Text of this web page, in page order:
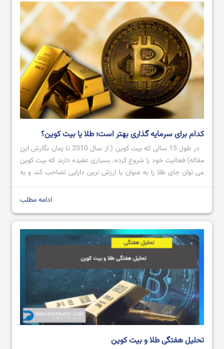
آموزش صرافی Bingx از ثبت نام تا خرید و فروش ارز دیجیتال
کدام برای سرمایه گذاری بهتر است؛ طلا یا بیت کوین؟
در طول 15 سالی که بیت کوین ( از سال 2010 تا زمان نگارش این
مقاله) فعالیت خود را شروع کرده، بسیاری عقیده دارند که بیت کوین
می توان جای طلا را به عنوان با ارزش ترین دارایی تصاحب کند و به
عنوان طلای دیجیتال شناخته شود؛ اما تاکنون که چنین اتفاقی
ادامه مطلب
تحلیل هفتگی طلا و بیت کوین